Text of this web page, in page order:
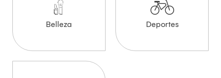
Belleza Deportes